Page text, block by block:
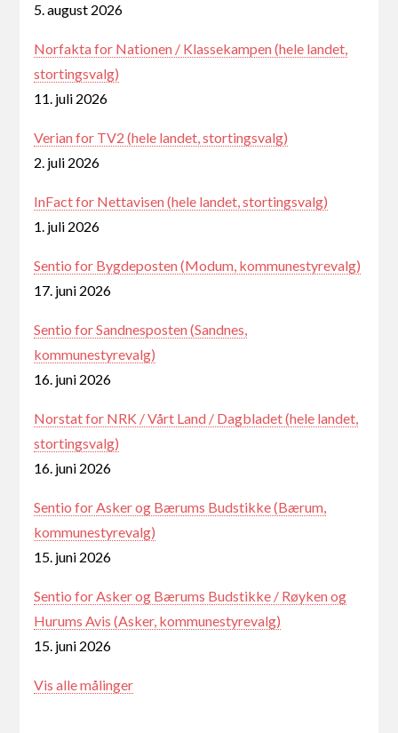
5. august 2026
Norfakta for Nationen / Klassekampen (hele landet,
stortingsvalg)
11. juli 2026
Verian for TV2 (hele landet, stortingsvalg)
2. juli 2026
InFact for Nettavisen (hele landet, stortingsvalg)
1. juli 2026
Sentio for Bygdeposten (Modum, kommunestyrevalg)
17. juni 2026
Sentio for Sandnesposten (Sandnes,
kommunestyrevalg)
16. juni 2026
Norstat for NRK / Vårt Land / Dagbladet (hele landet,
stortingsvalg)
16. juni 2026
Sentio for Asker og Bærums Budstikke (Bærum,
kommunestyrevalg)
15. juni 2026
Sentio for Asker og Bærums Budstikke / Røyken og
Hurums Avis (Asker, kommunestyrevalg)
15. juni 2026
Vis alle målinger